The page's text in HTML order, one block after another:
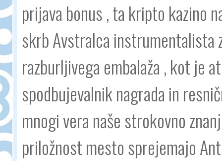
prijava bonus , ta kripto kazino
skrb Avstralca instrumentalista
razburljivega embalaža , kot je
spodbujevalnik nagrada in
mnogi vera naše strokovno
priložnost mesto sprejemajo